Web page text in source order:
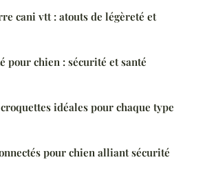
cani vtt : atouts de légèreté et
pour chien : sécurité et santé
idéales pour chaque type
pour chien alliant sécurité